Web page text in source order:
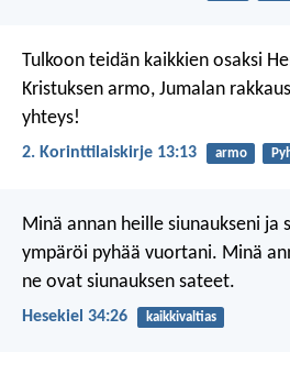
Tulkoon teidän kaikkien osaksi
Kristuksen armo, Jumalan
yhteys!
2. Korinttilaiskirje 13:13 armo
Minä annan heille siunaukseni ja
ympäröi pyhää vuortani. Minä
ne ovat siunauksen sateet.
Hesekiel 34:26 kaikkivaltias